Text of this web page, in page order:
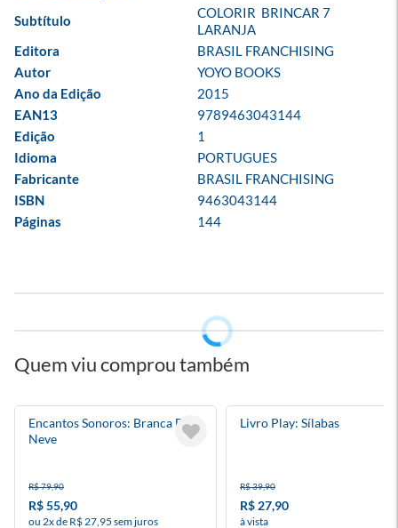
Subtítulo
COLORIR  BRINCAR 7
LARANJA
Editora
BRASIL FRANCHISING
Autor
YOYO BOOKS
Ano da Edição
2015
EAN13
9789463043144
Edição
1
Idioma
PORTUGUES
Fabricante
BRASIL FRANCHISING
ISBN
9463043144
Páginas
144
Quem viu comprou também
Encantos Sonoros: Branca De
Neve
R$ 79,90
R$ 55,90
ou 2x de R$ 27,95 sem juros
Livro Play: Sílabas
R$ 39,90
R$ 27,90
à vista